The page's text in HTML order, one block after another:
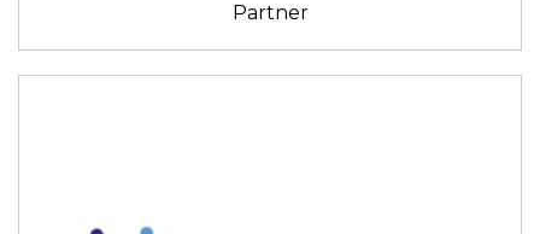
Partner